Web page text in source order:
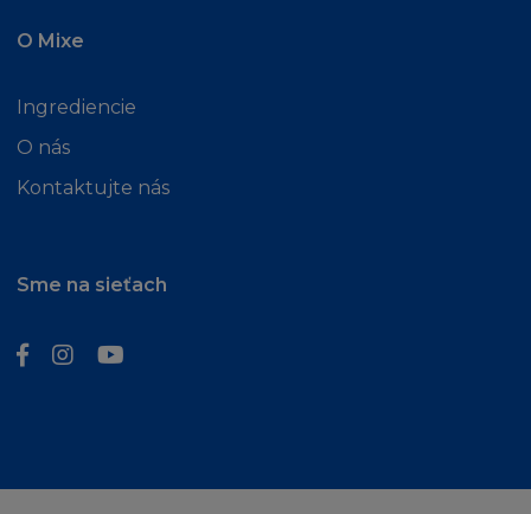
O Mixe
Ingrediencie
O nás
Kontaktujte nás
Sme na sieťach